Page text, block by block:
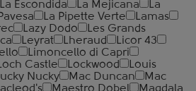
La Escondida La Mejicana
La
La Pipette Verte
Lamas
Lazy Dodo
Les Grands
Leyrat Lheraud
Licor 43
Limoncello di Capri
Castle Lockwood
Louis
Nucky Mac Duncan
Mac